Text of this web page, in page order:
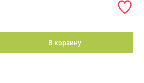
В корзину